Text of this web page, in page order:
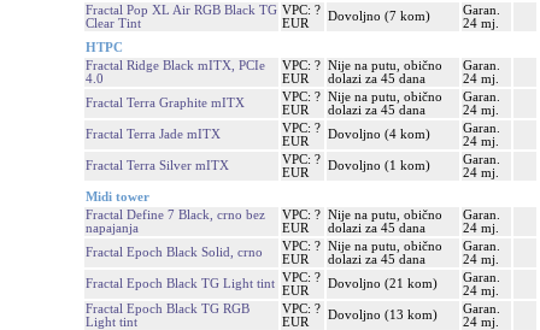
Fractal Pop XL Air RGB Black TG
Clear Tint
VPC: ?
EUR
Dovoljno (7 kom)
Garan.
24 mj.
HTPC
Fractal Ridge Black mITX, PCIe
4.0
VPC: ?
EUR
Nije na putu, obično
dolazi za 45 dana
Garan.
24 mj.
Fractal Terra Graphite mITX
VPC: ?
EUR
Nije na putu, obično
dolazi za 45 dana
Garan.
24 mj.
Fractal Terra Jade mITX
VPC: ?
EUR
Dovoljno (4 kom)
Garan.
24 mj.
Fractal Terra Silver mITX
VPC: ?
EUR
Dovoljno (1 kom)
Garan.
24 mj.
Midi tower
Fractal Define 7 Black, crno bez
napajanja
VPC: ?
EUR
Nije na putu, obično
dolazi za 45 dana
Garan.
24 mj.
Fractal Epoch Black Solid, crno
VPC: ?
EUR
Nije na putu, obično
dolazi za 45 dana
Garan.
24 mj.
Fractal Epoch Black TG Light tint VPC: ?
EUR
Dovoljno (21 kom)
Garan.
24 mj.
Fractal Epoch Black TG RGB
Light tint
VPC: ?
EUR
Dovoljno (13 kom)
Garan.
24 mj.